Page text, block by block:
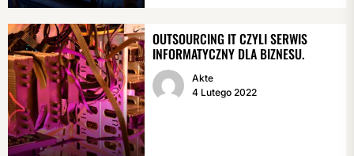
OUTSOURCING IT CZYLI SERWIS
INFORMATYCZNY DLA BIZNESU.
Akte
4 Lutego 2022